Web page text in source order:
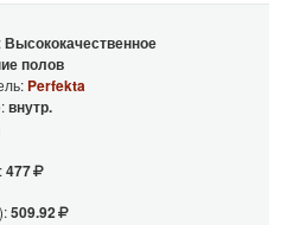
Высококачественное
полов
Perfekta
внутр.
477
509.92